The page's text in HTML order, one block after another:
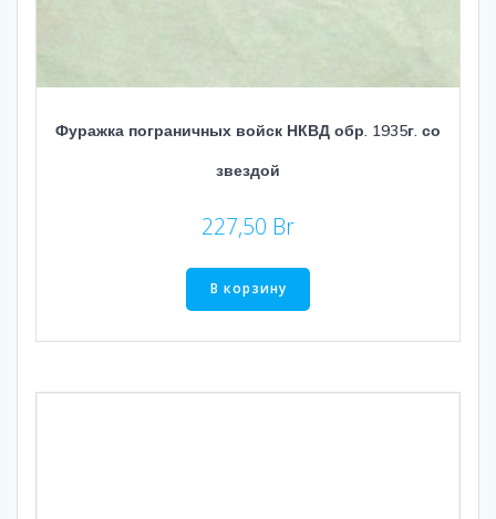
Фуражка пограничных войск НКВД обр. 1935г. со
звездой
227,50 Br
В корзину